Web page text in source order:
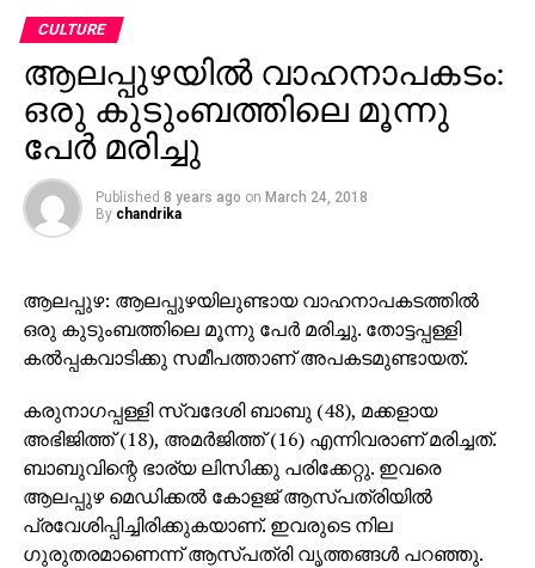
CULTURE
ആലപ്പുഴയില്‍ വാഹനാപകടം:
ഒരു കുടുംബത്തിലെ മൂന്നു
പേര്‍ മരിച്ചു
Published 8 years ago on March 24, 2018
By chandrika
ആലപ്പുഴ: ആലപ്പുഴയിലുണ്ടായ വാഹനാപകടത്തില്‍
ഒരു കുടുംബത്തിലെ മൂന്നു പേര്‍ മരിച്ചു. തോട്ടപ്പള്ളി
കല്‍പ്പകവാടിക്കു സമീപത്താണ് അപകടമുണ്ടായത്.
കരുനാഗപ്പള്ളി സ്വദേശി ബാബു (48), മക്കളായ
അഭിജിത്ത് (18), അമര്‍ജിത്ത് (16) എന്നിവരാണ് മരിച്ചത്.
ബാബുവിന്റെ ഭാര്യ ലിസിക്കു പരിക്കേറ്റു. ഇവരെ
ആലപ്പുഴ മെഡിക്കല്‍ കോളജ് ആസ്പത്രിയില്‍
പ്രവേശിപ്പിച്ചിരിക്കുകയാണ്. ഇവരുടെ നില
ഗുരുതരമാണെന്ന് ആസ്പത്രി വൃത്തങ്ങള്‍ പറഞ്ഞു.